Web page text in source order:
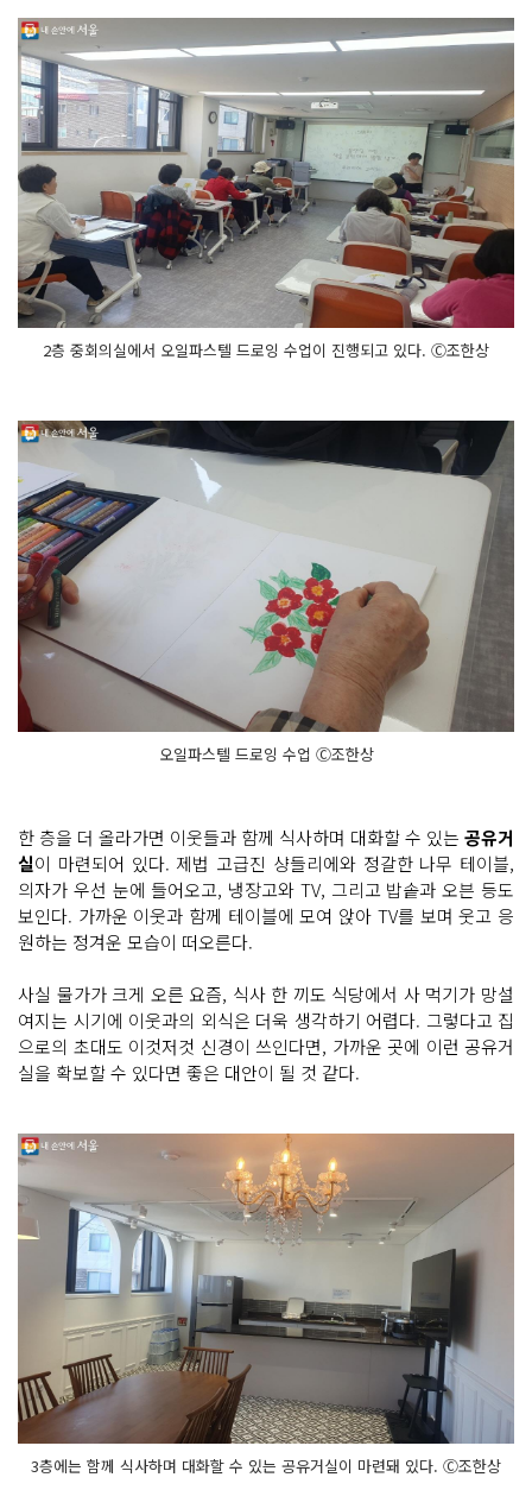
2층 중회의실에서 오일파스텔 드로잉 수업이 진행되고 있다. Ⓒ조한상
오일파스텔 드로잉 수업 Ⓒ조한상
한 층을 더 올라가면 이웃들과 함께 식사하며 대화할 수 있는 공유거
실이 마련되어 있다. 제법 고급진 샹들리에와 정갈한 나무 테이블,
의자가 우선 눈에 들어오고, 냉장고와 TV, 그리고 밥솥과 오븐 등도
보인다. 가까운 이웃과 함께 테이블에 모여 앉아 TV를 보며 웃고 응
원하는 정겨운 모습이 떠오른다.
사실 물가가 크게 오른 요즘, 식사 한 끼도 식당에서 사 먹기가 망설
여지는 시기에 이웃과의 외식은 더욱 생각하기 어렵다. 그렇다고 집
으로의 초대도 이것저것 신경이 쓰인다면, 가까운 곳에 이런 공유거
실을 확보할 수 있다면 좋은 대안이 될 것 같다.
3층에는 함께 식사하며 대화할 수 있는 공유거실이 마련돼 있다. Ⓒ조한상